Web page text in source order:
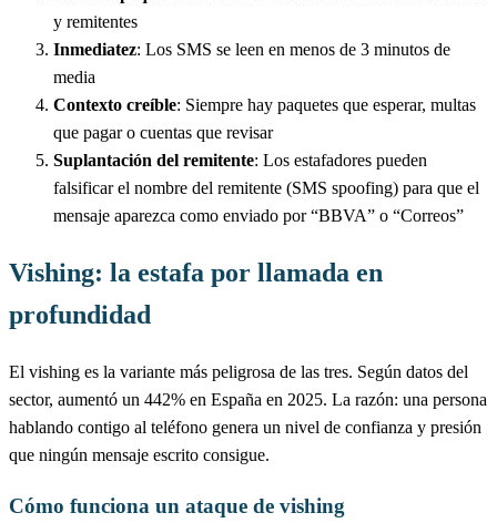
y remitentes
Inmediatez: Los SMS se leen en menos de 3 minutos de
media
Contexto creíble: Siempre hay paquetes que esperar, multas
que pagar o cuentas que revisar
Suplantación del remitente: Los estafadores pueden
falsificar el nombre del remitente (SMS spoofing) para que el
mensaje aparezca como enviado por “BBVA” o “Correos”
Vishing: la estafa por llamada en
profundidad
El vishing es la variante más peligrosa de las tres. Según datos del
sector, aumentó un 442% en España en 2025. La razón: una persona
hablando contigo al teléfono genera un nivel de confianza y presión
que ningún mensaje escrito consigue.
Cómo funciona un ataque de vishing